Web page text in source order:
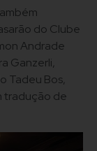
do Clube
Andrade
Ganzerli,
Tadeu Bos,
tradução de